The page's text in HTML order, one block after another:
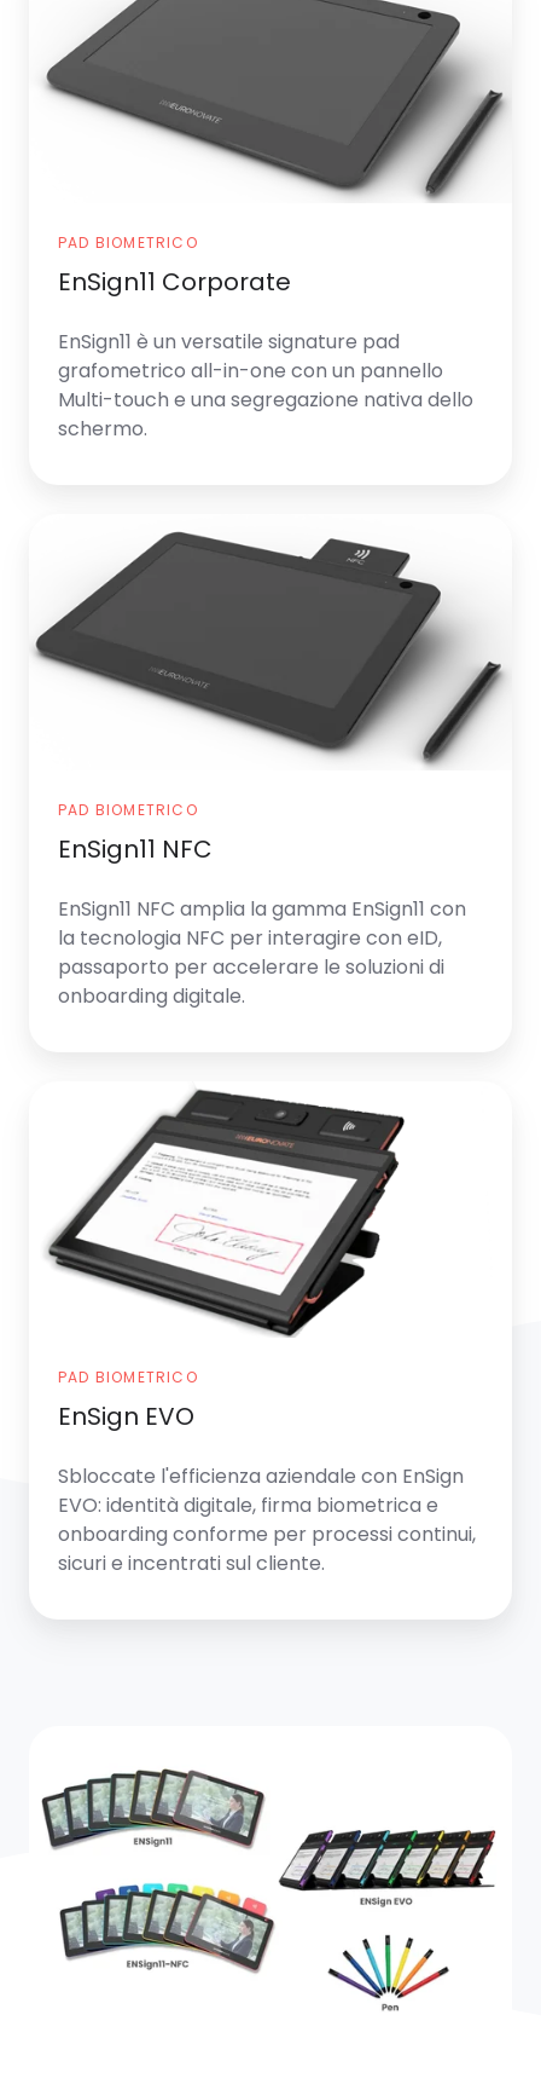
PAD BIOMETRICO
EnSign11 Corporate
EnSign11 è un versatile signature pad
grafometrico all-in-one con un pannello
Multi-touch e una segregazione nativa dello
schermo.
PAD BIOMETRICO
EnSign11 NFC
EnSign11 NFC amplia la gamma EnSign11 con
la tecnologia NFC per interagire con eID,
passaporto per accelerare le soluzioni di
onboarding digitale.
PAD BIOMETRICO
EnSign EVO
Sbloccate l'efficienza aziendale con EnSign
EVO: identità digitale, firma biometrica e
onboarding conforme per processi continui,
sicuri e incentrati sul cliente.